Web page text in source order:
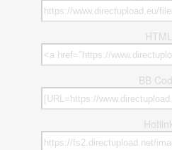
HTML
BB